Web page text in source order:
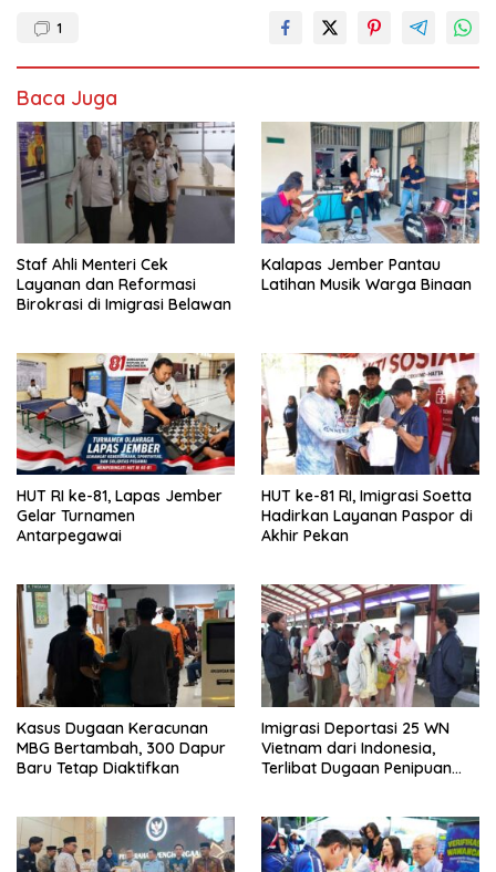
1
Baca Juga
Staf Ahli Menteri Cek
Layanan dan Reformasi
Birokrasi di Imigrasi Belawan
Kalapas Jember Pantau
Latihan Musik Warga Binaan
HUT RI ke-81, Lapas Jember
Gelar Turnamen
Antarpegawai
HUT ke-81 RI, Imigrasi Soetta
Hadirkan Layanan Paspor di
Akhir Pekan
Kasus Dugaan Keracunan
MBG Bertambah, 300 Dapur
Baru Tetap Diaktifkan
Imigrasi Deportasi 25 WN
Vietnam dari Indonesia,
Terlibat Dugaan Penipuan